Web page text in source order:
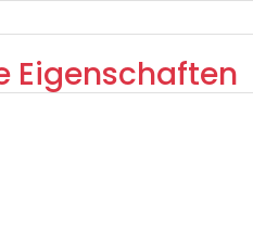
Eigenschaften